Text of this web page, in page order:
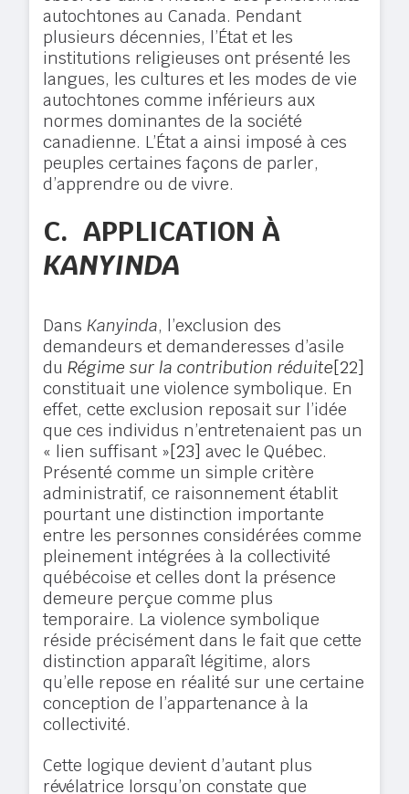
autochtones au Canada. Pendant
plusieurs décennies, l’État et les
institutions religieuses ont présenté les
langues, les cultures et les modes de vie
autochtones comme inférieurs aux
normes dominantes de la société
canadienne. L’État a ainsi imposé à ces
peuples certaines façons de parler,
d’apprendre ou de vivre.
C.APPLICATION À
KANYINDA
DansKanyinda, l’exclusion des
demandeurs et demanderesses d’asile
duRégime sur la contribution réduite[22]
constituait une violence symbolique. En
effet, cette exclusion reposait sur l’idée
que ces individus n’entretenaient pas un
« lien suffisant »[23] avec le Québec.
Présenté comme un simple critère
administratif, ce raisonnement établit
pourtant une distinction importante
entre les personnes considérées comme
pleinement intégrées à la collectivité
québécoise et celles dont la présence
demeure perçue comme plus
temporaire. La violence symbolique
réside précisément dans le fait que cette
distinction apparaît légitime, alors
qu’elle repose en réalité sur une certaine
conception de l’appartenance à la
collectivité.
Cette logique devient d’autant plus
révélatrice lorsqu’on constate que